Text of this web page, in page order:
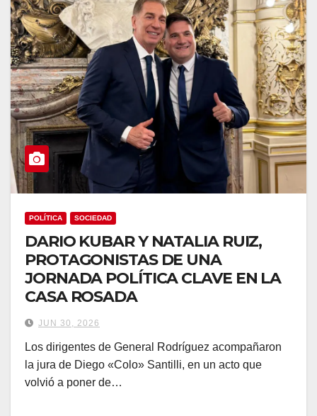
POLÍTICA SOCIEDAD
DARIO KUBAR Y NATALIA RUIZ,
PROTAGONISTAS DE UNA
JORNADA POLÍTICA CLAVE EN LA
CASA ROSADA
JUN 30, 2026
Los dirigentes de General Rodríguez acompañaron
la jura de Diego «Colo» Santilli, en un acto que
volvió a poner de…